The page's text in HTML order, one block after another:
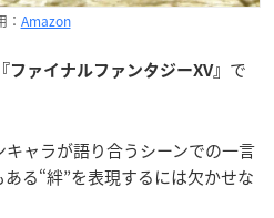
： Amazon
『ファイナルファンタジーXV』 で
ャラが語り合うシーンでの一言
る“絆”を表現するには欠かせな